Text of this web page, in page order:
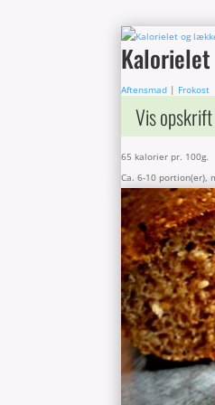
Aftensmad | Frokost
Vis opskrift
65 kalorier pr. 100g.
Ca. 6-10 portion(er),